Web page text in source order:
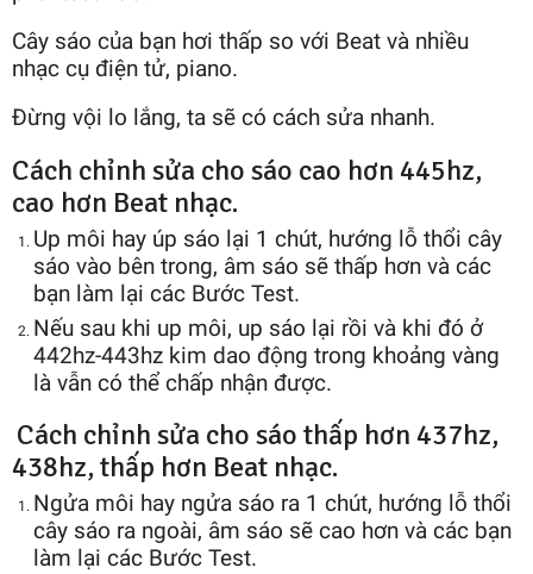
Cây sáo của bạn hơi thấp so với Beat và nhiều
nhạc cụ điện tử, piano.
Đừng vội lo lắng, ta sẽ có cách sửa nhanh.
Cách chỉnh sửa cho sáo cao hơn 445hz,
cao hơn Beat nhạc.
Up môi hay úp sáo lại 1 chút, hướng lỗ thổi cây
sáo vào bên trong, âm sáo sẽ thấp hơn và các
bạn làm lại các Bước Test.
Nếu sau khi up môi, up sáo lại rồi và khi đó ở
442hz-443hz kim dao động trong khoảng vàng
là vẫn có thể chấp nhận được.
Cách chỉnh sửa cho sáo thấp hơn 437hz,
438hz, thấp hơn Beat nhạc.
Ngửa môi hay ngửa sáo ra 1 chút, hướng lỗ thổi
cây sáo ra ngoài, âm sáo sẽ cao hơn và các bạn
làm lại các Bước Test.